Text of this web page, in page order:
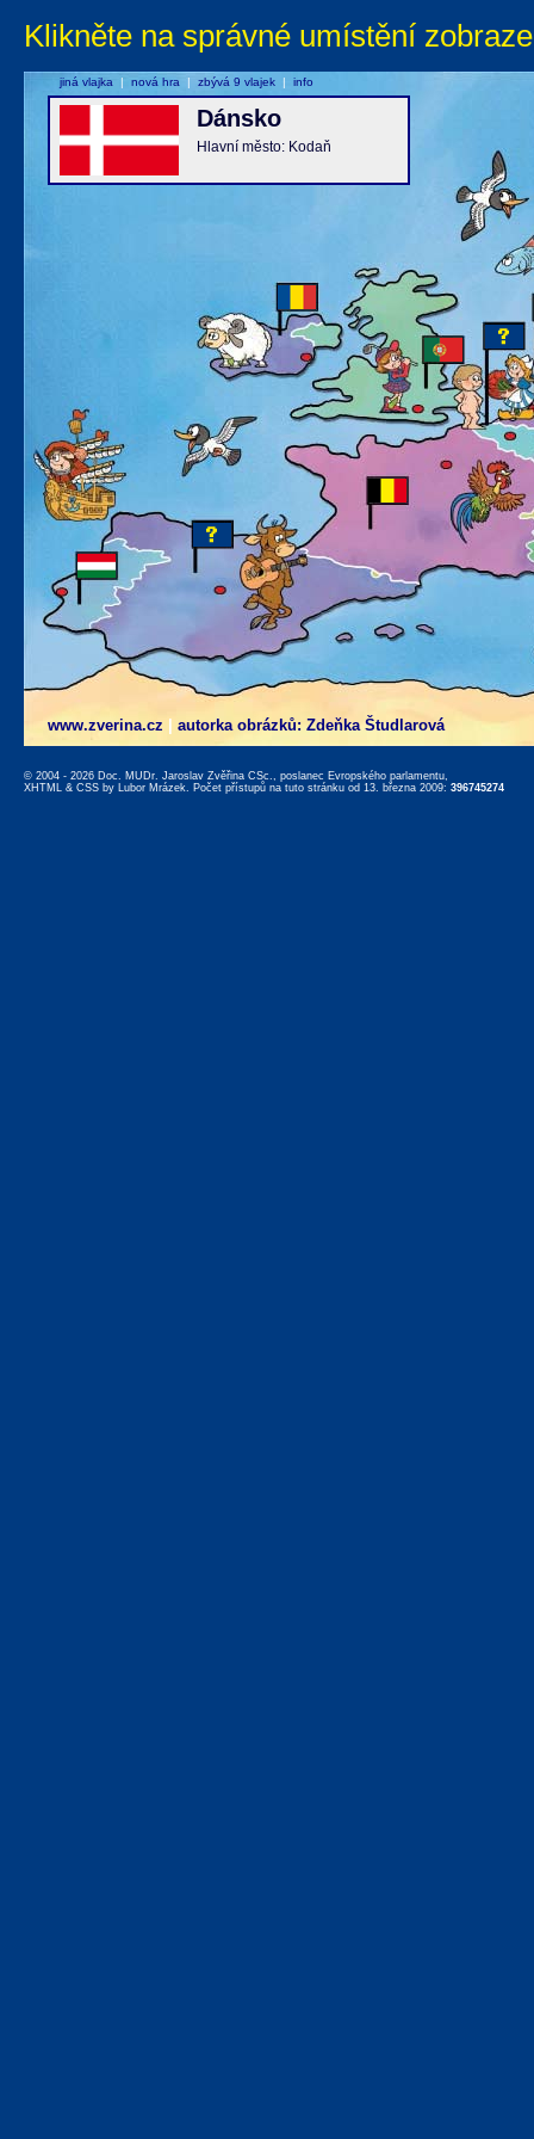
Klikněte na správné umístění
www.zverina.cz autorka obrázků: Zdeňka Študlarová
Dánsko
Hlavní město: Kodaň
jiná vlajka | nová hra | zbývá 9 vlajek | info
© 2004 - 2026 Doc. MUDr. Jaroslav Zvěřina CSc., poslanec Evropského parlamentu,
XHTML & CSS by Lubor Mrázek. Počet přístupů na tuto stránku od 13. března 2009: 396745274